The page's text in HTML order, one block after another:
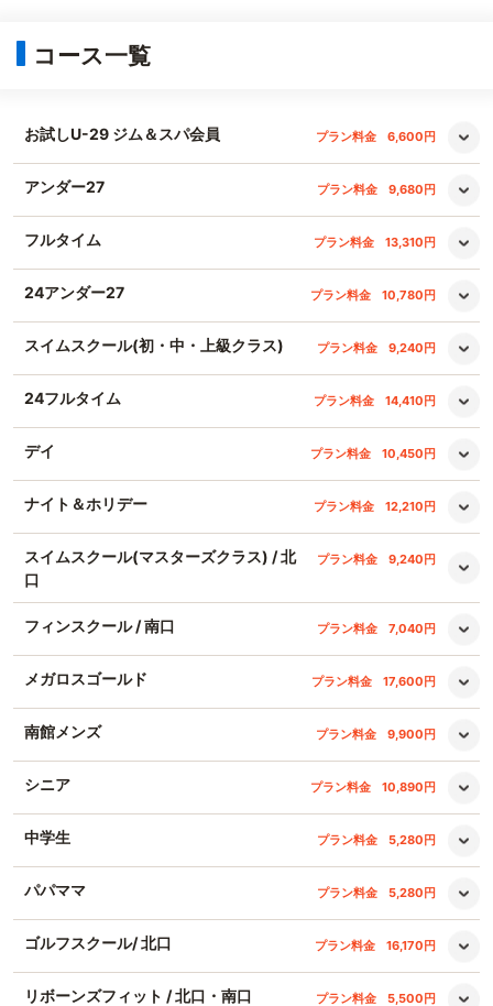
コース一覧
お試しU-29 ジム＆スパ会員 プラン料金 6,600円
アンダー27 プラン料金 9,680円
フルタイム プラン料金 13,310円
24アンダー27 プラン料金 10,780円
スイムスクール(初・中・上級クラス) プラン料金 9,240円
24フルタイム プラン料金 14,410円
デイ プラン料金 10,450円
ナイト＆ホリデー プラン料金 12,210円
スイムスクール(マスターズクラス) / 北
口
プラン料金 9,240円
フィンスクール / 南口 プラン料金 7,040円
メガロスゴールド プラン料金 17,600円
南館メンズ プラン料金 9,900円
シニア プラン料金 10,890円
中学生 プラン料金 5,280円
パパママ プラン料金 5,280円
ゴルフスクール/ 北口 プラン料金 16,170円
リボーンズフィット / 北口・南口 プラン料金 5,500円